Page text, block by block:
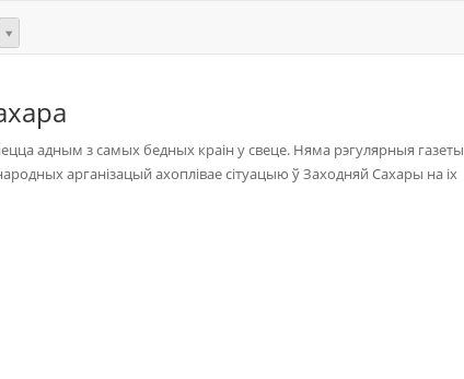
адным з самых бедных краін у свеце. Няма рэгулярныя газеты
арганізацый ахоплівае сітуацыю ў Заходняй Сахары на іх